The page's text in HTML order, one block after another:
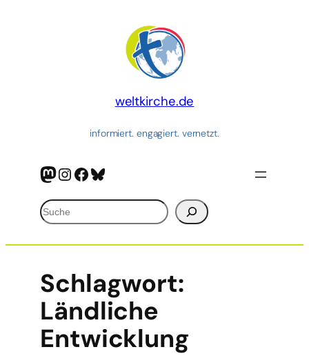
weltkirche.de
informiert. engagiert. vernetzt.
Mastodon
Instagram
Facebook
Bluesky
Suchen
Schlagwort:
Ländliche
Entwicklung